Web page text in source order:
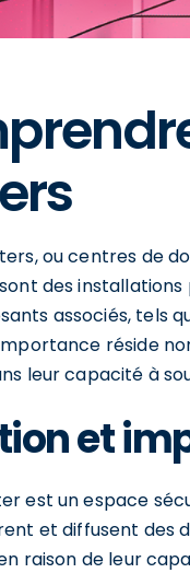
ou centres de
des
associés, tels
réside
leur capacité à
et
est un espace
et diffusent des
raison de leur